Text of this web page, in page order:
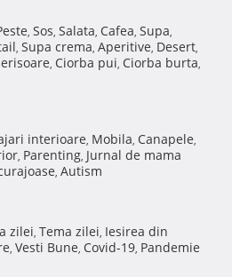
, Sos, Salata, Cafea, Supa,
, Supa crema, Aperitive, Desert,
, Ciorba pui, Ciorba burta,
interioare, Mobila, Canapele,
, Parenting, Jurnal de mama
, Autism
zilei, Tema zilei, Iesirea din
, Vesti Bune, Covid-19, Pandemie